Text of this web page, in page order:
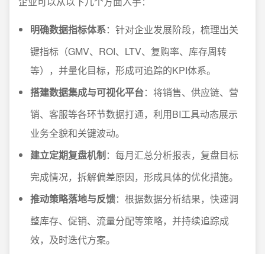
明确数据指标体系：针对企业发展阶段，梳理出关
键指标（GMV、ROI、LTV、复购率、库存周转
等），并量化目标，形成可追踪的KPI体系。
搭建数据集成与可视化平台：将销售、供应链、营
销、客服等各环节数据打通，利用BI工具动态展示
业务全貌和关键波动。
建立定期复盘机制：每月汇总分析报表，复盘目标
完成情况，拆解偏差原因，形成具体的优化措施。
推动策略落地与反馈：根据数据分析结果，快速调
整库存、促销、流量分配等策略，并持续追踪成
效，及时迭代方案。